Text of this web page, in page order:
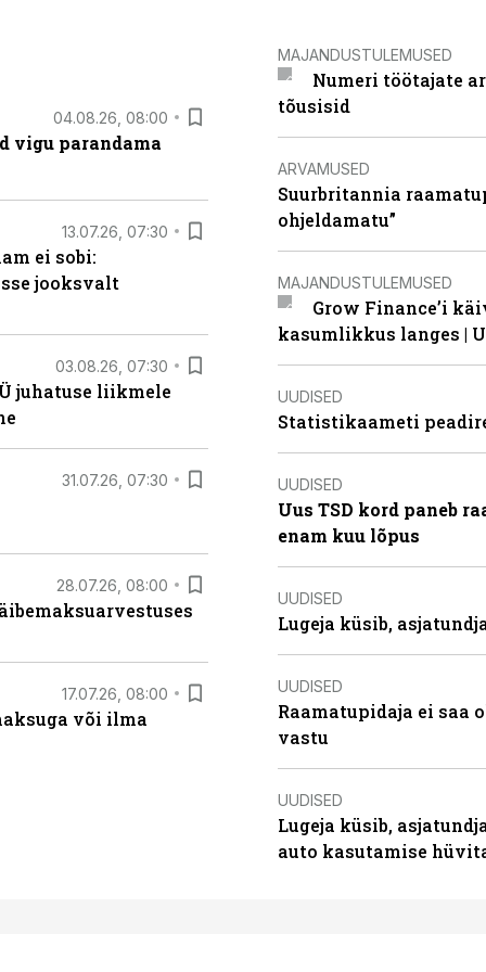
04.08.26, 08:00
vigu parandama
13.07.26, 07:30
ei sobi:
jooksvalt
03.08.26, 07:30
juhatuse liikmele
31.07.26, 07:30
28.07.26, 08:00
17.07.26, 08:00
või ilma
MAJANDUSTULEMUSED
Numeri töötajate
tõusisid
ARVAMUSED
Suurbritannia
ohjeldamatu”
MAJANDUSTULEMUSED
Grow Finance’i
kasumlikkus langes |
UUDISED
Statistikaameti
UUDISED
Uus TSD kord paneb
enam kuu lõpus
UUDISED
Lugeja küsib,
UUDISED
Raamatupidaja ei saa
vastu
UUDISED
Lugeja küsib,
auto kasutamise